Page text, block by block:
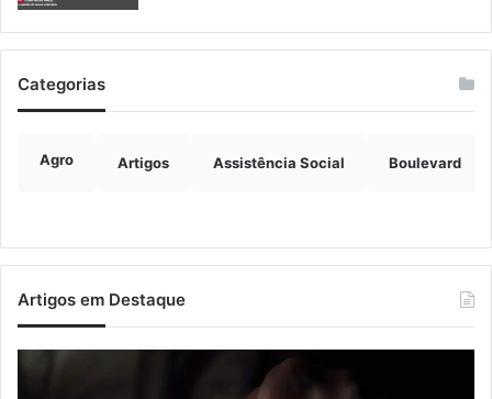
Categorias
Agro Artigos Assistência Social Boulevard
Artigos em Destaque